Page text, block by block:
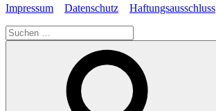
Impressum
Datenschutz
Haftungsausschluss
Suche
nach: